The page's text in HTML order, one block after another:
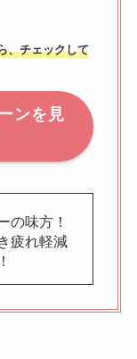
、チェックして
ンを見
の味方！
疲れ軽減